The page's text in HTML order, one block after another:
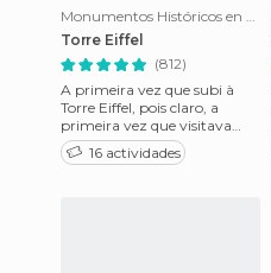
Monumentos Históricos en Paris
Torre Eiffel
(812)
A primeira vez que subi à
Torre Eiffel, pois claro, a
primeira vez que visitava
Paris, fi-lo com uma câmara
analógica. Naqueles te
16 actividades